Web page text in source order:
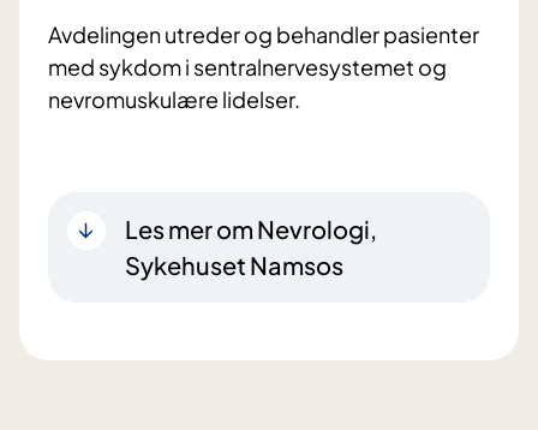
Avdelingen utreder og behandler pasienter
med sykdom i sentralnervesystemet og
nevromuskulære lidelser.
Les mer om Nevrologi,
Sykehuset Namsos